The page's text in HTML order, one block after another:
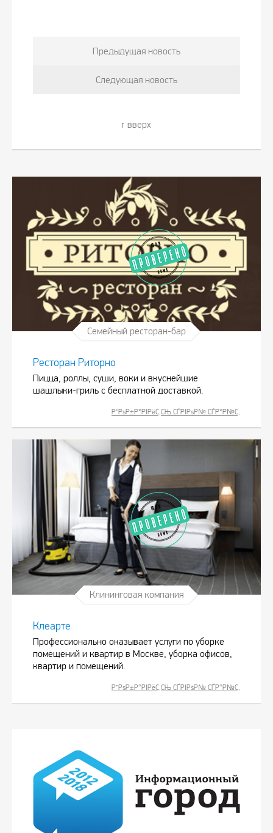
Предыдущая новость
Следующая новость
вверх
Семейный ресторан-бар
Ресторан Риторно
Пицца, роллы, суши, воки и вкуснейшие
шашлыки-гриль с бесплатной доставкой.
Р”РѕР±Р°РІРёС‚СЊ СЃРІРѕР№ СЃР°Р№С‚
Клининговая компания
Клеарте
Профессионально оказывает услуги по уборке
помещений и квартир в Москве, уборка офисов,
квартир и помещений.
Р”РѕР±Р°РІРёС‚СЊ СЃРІРѕР№ СЃР°Р№С‚